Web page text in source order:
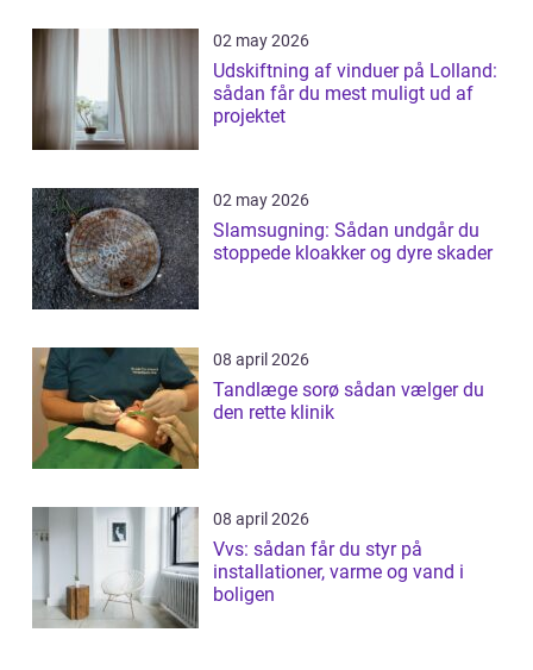
02 may 2026
Udskiftning af vinduer på Lolland:
sådan får du mest muligt ud af
projektet
02 may 2026
Slamsugning: Sådan undgår du
stoppede kloakker og dyre skader
08 april 2026
Tandlæge sorø sådan vælger du
den rette klinik
08 april 2026
Vvs: sådan får du styr på
installationer, varme og vand i
boligen